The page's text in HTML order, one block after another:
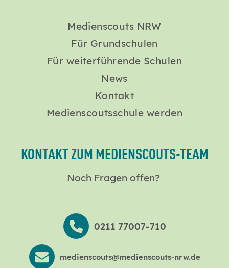
Medienscouts NRW
Für Grundschulen
Für weiterführende Schulen
News
Kontakt
Medienscoutsschule werden
KONTAKT ZUM MEDIENSCOUTS-TEAM
Noch Fragen offen?
0211 77007-710
medienscouts@medienscouts-nrw.de